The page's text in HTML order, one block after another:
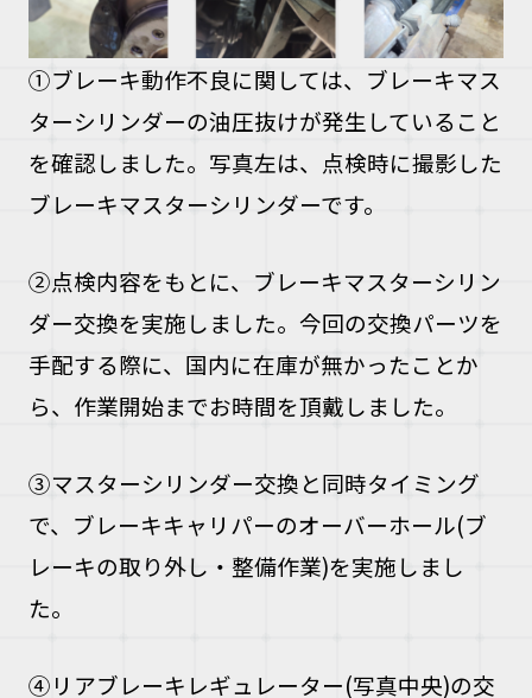
①ブレーキ動作不良に関しては、ブレーキマス
ターシリンダーの油圧抜けが発生していること
を確認しました。 写真左は、点検時に撮影した
ブレーキマスターシリンダーです。
②点検内容をもとに、ブレーキマスターシリン
ダー交換を実施しました。今回の交換パーツを
手配する際に、国内に在庫が無かったことか
ら、作業開始までお時間を頂戴しました。
③マスターシリンダー交換と同時タイミング
で、ブレーキキャリパーのオーバーホール(ブ
レーキの取り外し・整備作業)を実施しまし
た。
④リアブレーキレギュレーター(写真中央)の交